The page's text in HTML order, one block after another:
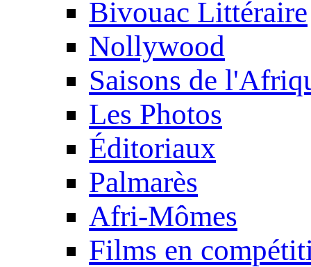
Bivouac Littéraire
Nollywood
Saisons de
Les Photos
Éditoriaux
Palmarès
Afri-Mômes
Films en